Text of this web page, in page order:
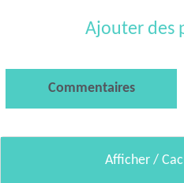
Ajouter des
Commentaires
Afficher /